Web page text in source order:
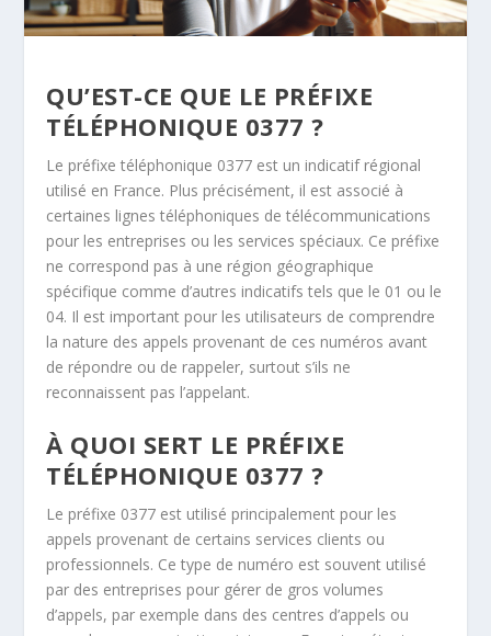
QU’EST-CE QUE LE PRÉFIXE
TÉLÉPHONIQUE 0377 ?
Le préfixe téléphonique 0377 est un indicatif régional
utilisé en France. Plus précisément, il est associé à
certaines lignes téléphoniques de télécommunications
pour les entreprises ou les services spéciaux. Ce préfixe
ne correspond pas à une région géographique
spécifique comme d’autres indicatifs tels que le 01 ou le
04. Il est important pour les utilisateurs de comprendre
la nature des appels provenant de ces numéros avant
de répondre ou de rappeler, surtout s’ils ne
reconnaissent pas l’appelant.
À QUOI SERT LE PRÉFIXE
TÉLÉPHONIQUE 0377 ?
Le préfixe 0377 est utilisé principalement pour les
appels provenant de certains services clients ou
professionnels. Ce type de numéro est souvent utilisé
par des entreprises pour gérer de gros volumes
d’appels, par exemple dans des centres d’appels ou